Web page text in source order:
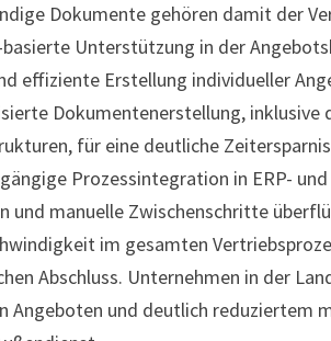
Dokumente gehören damit der
Unterstützung in der
effiziente Erstellung individueller
Dokumentenerstellung, inklusive
für eine deutliche
Prozessintegration in ERP-
und manuelle Zwischenschritte
im gesamten
Abschluss. Unternehmen in der
Angeboten und deutlich reduziertem